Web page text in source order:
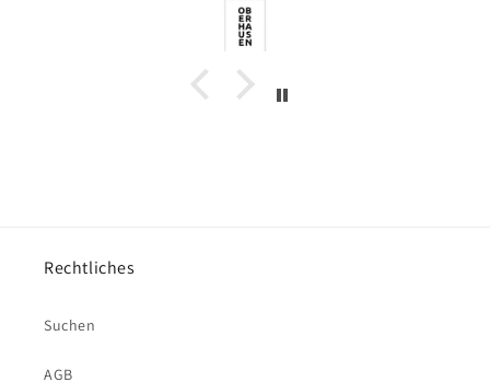
Rechtliches
Suchen
AGB